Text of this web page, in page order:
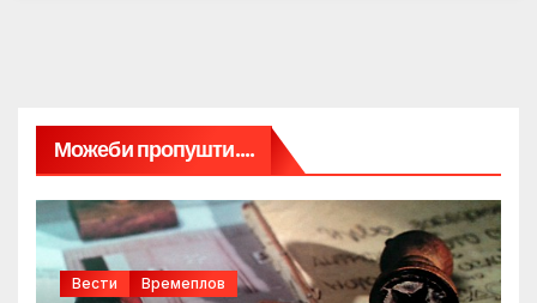
Можеби пропушти....
Вести Времеплов